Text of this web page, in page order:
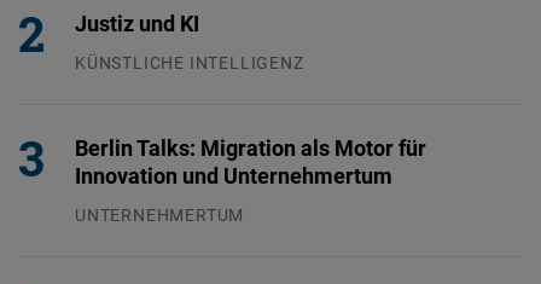
Justiz und KI
KÜNSTLICHE INTELLIGENZ
Berlin Talks: Migration als Motor für
Innovation und Unternehmertum
UNTERNEHMERTUM